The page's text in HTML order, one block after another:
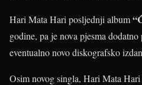
Hari Mata Hari posljednji album
godine, pa je nova pjesma
eventualno novo diskografsko
Osim novog singla, Hari Mata